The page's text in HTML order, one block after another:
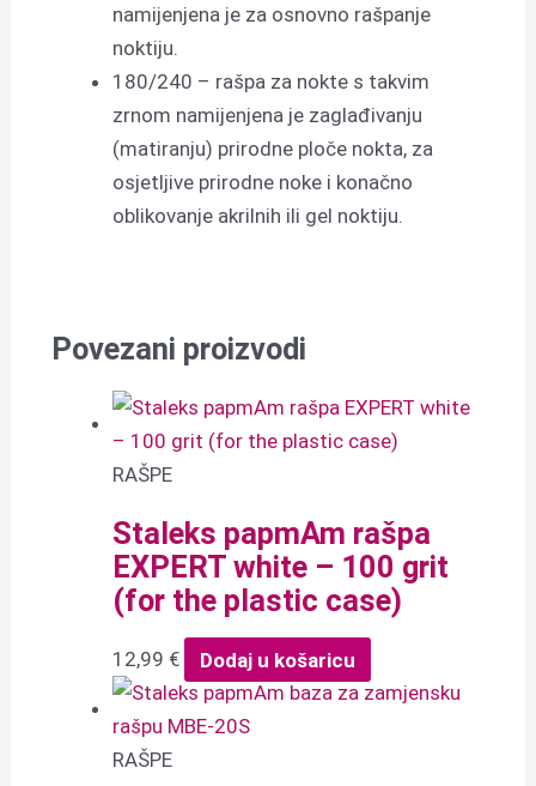
namijenjena je za osnovno rašpanje
noktiju.
180/240 – rašpa za nokte s takvim
zrnom namijenjena je zaglađivanju
(matiranju) prirodne ploče nokta, za
osjetljive prirodne noke i konačno
oblikovanje akrilnih ili gel noktiju.
Povezani proizvodi
RAŠPE
Staleks papmAm rašpa
EXPERT white – 100 grit
(for the plastic case)
12,99 € Dodaj u košaricu
RAŠPE